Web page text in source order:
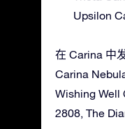
Upsilon
在 Carina 中
Carina
Wishing Well
2808, The